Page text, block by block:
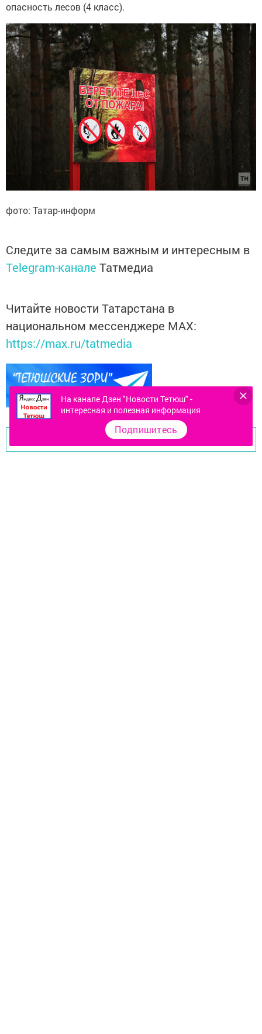
опасность лесов (4 класс).
фото: Татар-информ
Следите за самым важным и интересным в
Telegram-канале Татмедиа
Читайте новости Татарстана в
национальном мессенджере MАХ:
https://max.ru/tatmedia
Перейти на страницу новости
На канале Дзен "Новости Тетюш" -
интересная и полезная информация
Подпишитесь